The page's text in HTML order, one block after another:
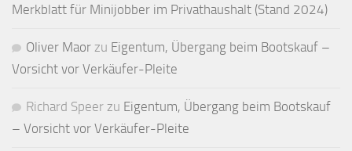
Merkblatt für Mini­jobber im Privat­haushalt (Stand 2024)
Oliver Maor zu Eigentum, Übergang beim Bootskauf –
Vorsicht vor Verkäufer-Pleite
Richard Speer zu Eigentum, Übergang beim Bootskauf
– Vorsicht vor Verkäufer-Pleite